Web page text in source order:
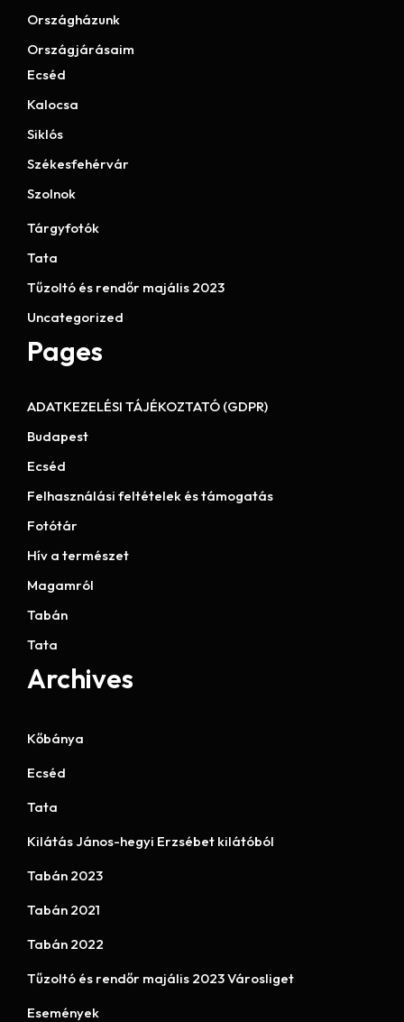
Országházunk
Országjárásaim
Ecséd
Kalocsa
Siklós
Székesfehérvár
Szolnok
Tárgyfotók
Tata
Tűzoltó és rendőr majális 2023
Uncategorized
Pages
ADATKEZELÉSI TÁJÉKOZTATÓ (GDPR)
Budapest
Ecséd
Felhasználási feltételek és támogatás
Fotótár
Hív a természet
Magamról
Tabán
Tata
Archives
Kőbánya
Ecséd
Tata
Kilátás János-hegyi Erzsébet kilátóból
Tabán 2023
Tabán 2021
Tabán 2022
Tűzoltó és rendőr majális 2023 Városliget
Események